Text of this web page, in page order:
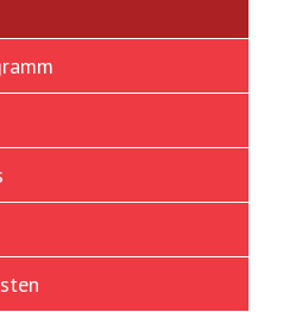
Turkish